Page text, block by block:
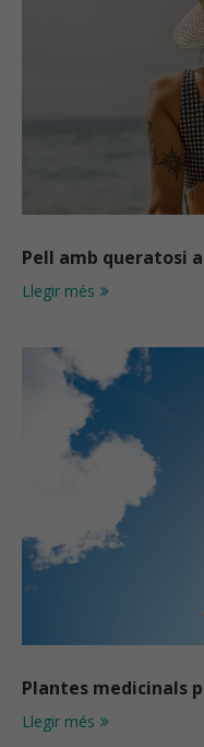
Pell amb queratosi
Llegir més
Plantes medicinals
Llegir més